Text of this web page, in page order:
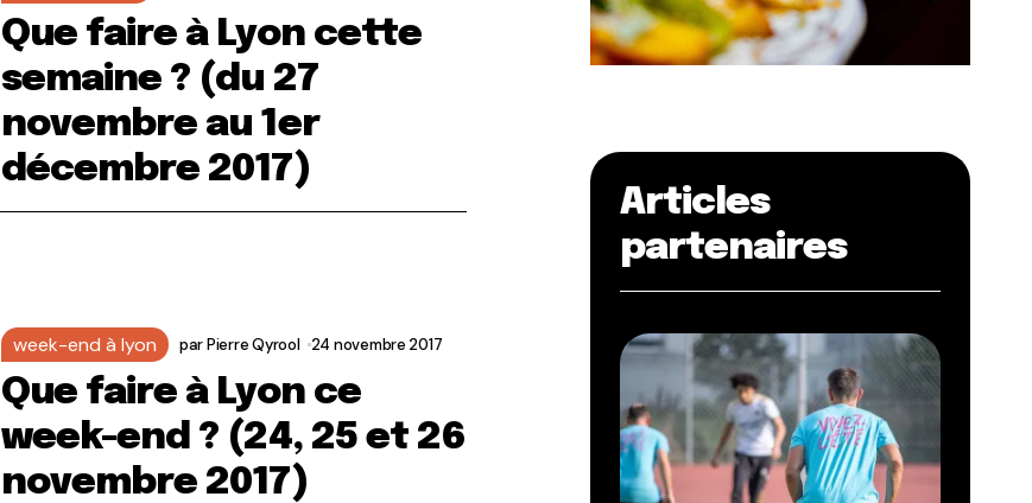
Que faire à Lyon cette
semaine ? (du 27
novembre au 1er
décembre 2017)
week-end à lyon parPierre Qyrool 24 novembre 2017
Que faire à Lyon ce
week-end ? (24, 25 et 26
novembre 2017)
Articles
partenaires